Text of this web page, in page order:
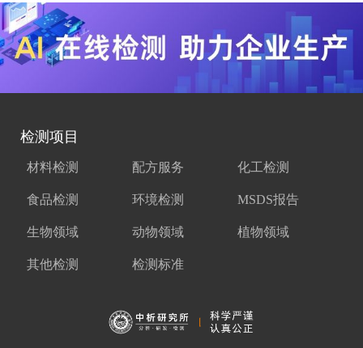
检测项目
材料检测 配方服务 化工检测
食品检测 环境检测 MSDS报告
生物领域 动物领域 植物领域
其他检测 检测标准